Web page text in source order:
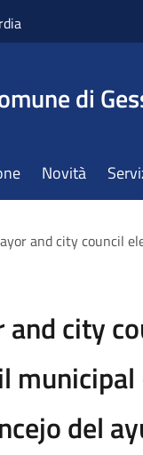
di
Novità
and city council
and city
del